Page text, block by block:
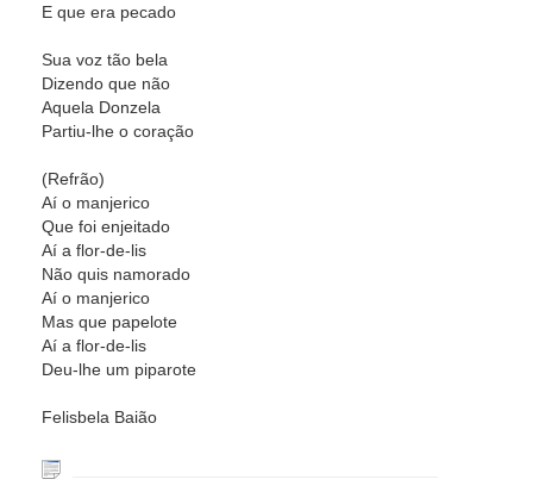
E que era pecado
Sua voz tão bela
Dizendo que não
Aquela Donzela
Partiu-lhe o coração
(Refrão)
Aí o manjerico
Que foi enjeitado
Aí a flor-de-lis
Não quis namorado
Aí o manjerico
Mas que papelote
Aí a flor-de-lis
Deu-lhe um piparote
Felisbela Baião